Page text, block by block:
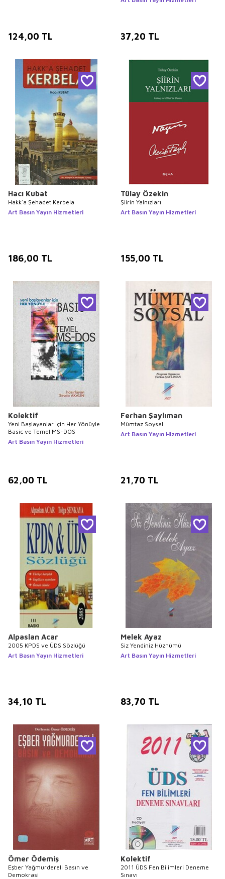
124,00 TL 37,20 TL
Hacı Kubat
Hakk`a Şehadet Kerbela
Art Basın Yayın Hizmetleri
186,00 TL
Tülay Özekin
Şiirin Yalnızları
Art Basın Yayın Hizmetleri
155,00 TL
Kolektif
Yeni Başlayanlar İçin Her Yönüyle
Basic ve Temel MS-DOS
Art Basın Yayın Hizmetleri
62,00 TL
Ferhan Şaylıman
Mümtaz Soysal
Art Basın Yayın Hizmetleri
21,70 TL
Alpaslan Acar
2005 KPDS ve ÜDS Sözlüğü
Art Basın Yayın Hizmetleri
34,10 TL
Melek Ayaz
Siz Yendiniz Hüznümü
Art Basın Yayın Hizmetleri
83,70 TL
Ömer Ödemiş
Eşber Yağmurdereli Basın ve
Demokrasi
Kolektif
2011 ÜDS Fen Bilimleri Deneme
Sınavı